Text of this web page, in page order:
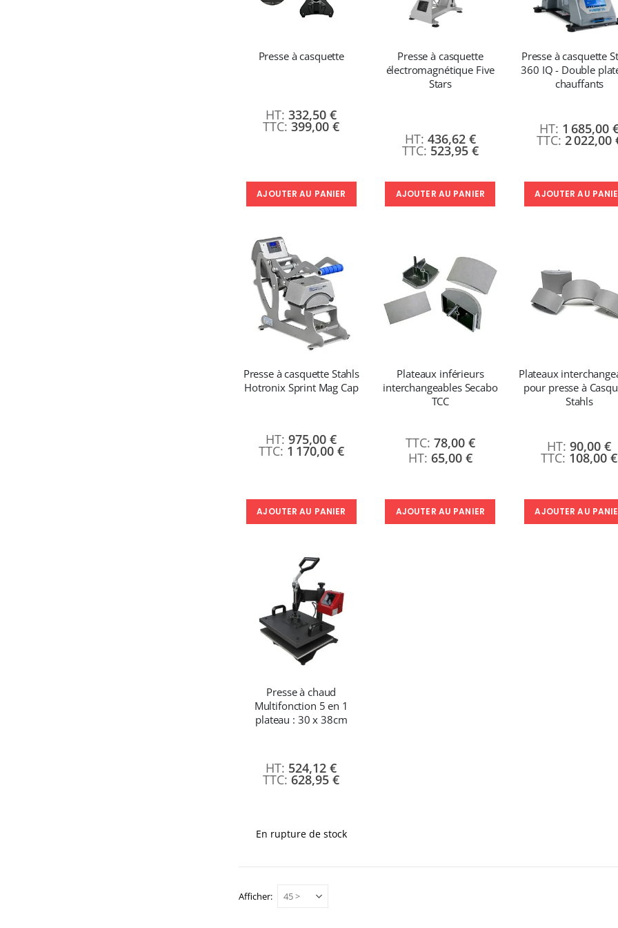
Presse à casquette
399,00 €
332,50 €
AJOUTER AU PANIER
Presse à casquette
électromagnétique Five
Stars
523,95 €
436,62 €
AJOUTER AU PANIER
Presse à casquette
360 IQ - Double
chauffants
2 022,00
1 685,00
AJOUTER AU
Presse à casquette Stahls
Hotronix Sprint Mag Cap
1 170,00 €
975,00 €
AJOUTER AU PANIER
Plateaux inférieurs
interchangeables Secabo
TCC
78,00 €
65,00 €
AJOUTER AU PANIER
Plateaux
pour presse à
Stahls
108,00 €
90,00 €
AJOUTER AU
Presse à chaud
Multifonction 5 en 1
plateau : 30 x 38cm
628,95 €
524,12 €
En rupture de stock
Afficher